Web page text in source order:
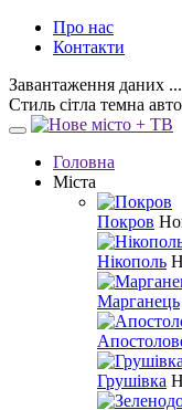
Про нас
Контакти
Завантаження даних ...
Стиль сітла темна
Головна
Міста
Покров
Нікополь
Марганець
Грушівка